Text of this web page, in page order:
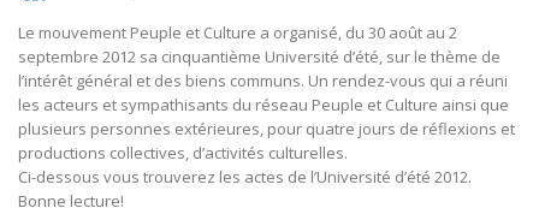
Le mouvement Peuple et Culture a organisé, du 30 août au 2
septembre 2012 sa cinquantième Université d’été, sur le thème de
l’intérêt général et des biens communs. Un rendez-vous qui a réuni
les acteurs et sympathisants du réseau Peuple et Culture ainsi que
plusieurs personnes extérieures, pour quatre jours de réflexions et
productions collectives, d’activités culturelles.
Ci-dessous vous trouverez les actes de l’Université d’été 2012.
Bonne lecture!